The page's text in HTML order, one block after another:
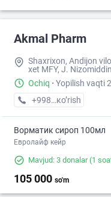
Akmal Pharm
Shaxrixon, Andijon
xet MFY, J.
Ochiq · Yopilish vaqti
+998 (90) XXX-XX-XX
кo’rish
Ворматик сироп 100мл
Евролайф кейр
Mavjud: 3 donalar(1
105 000 so'm